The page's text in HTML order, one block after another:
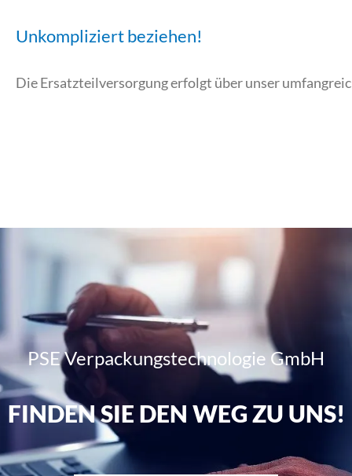
Unkompliziert beziehen!
Die Ersatzteilversorgung erfolgt über unser
PSE Verpackungstechnologie GmbH
FINDEN SIE DEN WEG ZU UNS!